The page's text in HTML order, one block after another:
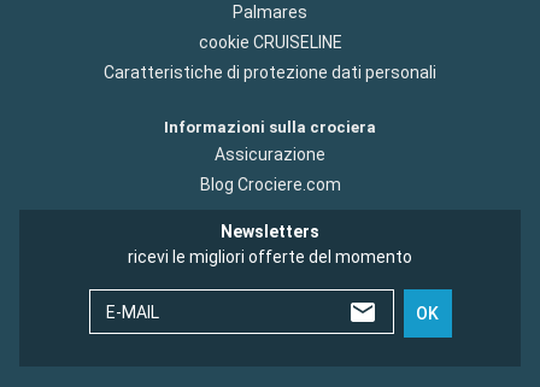
Palmares
cookie CRUISELINE
Caratteristiche di protezione dati personali
Informazioni sulla crociera
Assicurazione
Blog Crociere.com
Newsletters
ricevi le migliori offerte del momento
E-MAIL OK